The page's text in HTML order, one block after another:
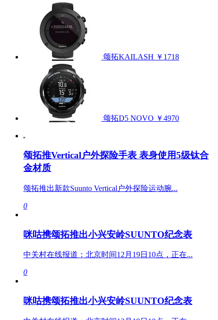
颂拓KAILASH ￥1718
颂拓D5 NOVO ￥4970
颂拓推Vertical户外探险手表 表身使用5级钛合
金材质
颂拓推出新款Suunto Vertical户外探险运动腕...
0
咪咕携颂拓推出小兴安岭SUUNTO纪念表
中关村在线报道：北京时间12月19日10点，正在...
0
咪咕携颂拓推出小兴安岭SUUNTO纪念表